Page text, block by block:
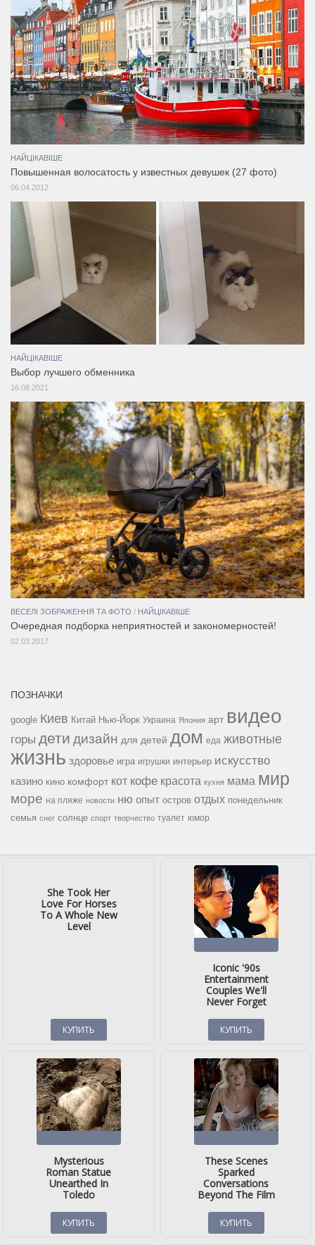
НАЙЦІКАВІШЕ
Повышенная волосатость у известных девушек (27 фото)
06.04.2012
НАЙЦІКАВІШЕ
Выбор лучшего обменника
16.08.2021
ВЕСЕЛІ ЗОБРАЖЕННЯ ТА ФОТО / НАЙЦІКАВІШЕ
Очередная подборка неприятностей и закономерностей!
02.03.2017
ПОЗНАЧКИ
google Киев Китай Нью-Йорк Украина Япония арт видео
горы дети дизайн для детей дом еда животные
жизнь здоровье игра игрушки интерьер искусство
казино кино комфорт кот кофе красота кухня мама мир
море на пляже новости ню опыт остров отдых понедельник
семья снег солнце спорт творчество туалет юмор